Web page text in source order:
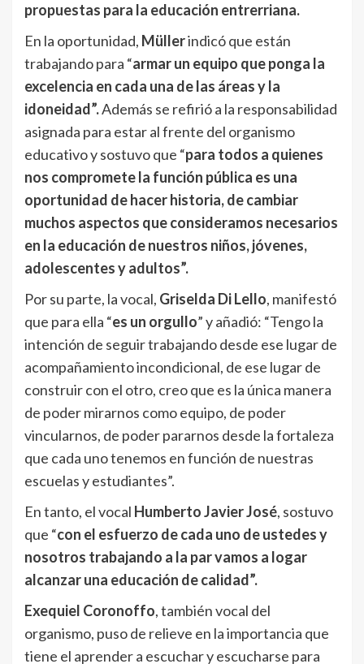
propuestas para la educación entrerriana.
En la oportunidad, Müllerindicó que están
trabajando para “armar un equipo que ponga la
excelencia en cada una de las áreas y la
idoneidad”.Además se refirió a la responsabilidad
asignada para estar al frente del organismo
educativo y sostuvo que “para todos a quienes
nos compromete la función pública es una
oportunidad de hacer historia, de cambiar
muchos aspectos que consideramos necesarios
en la educación de nuestros niños, jóvenes,
adolescentes y adultos”.
Por su parte, la vocal, Griselda Di Lello, manifestó
que para ella “es un orgullo” y añadió: “Tengo la
intención de seguir trabajando desde ese lugar de
acompañamiento incondicional, de ese lugar de
construir con el otro, creo que es la única manera
de poder mirarnos como equipo, de poder
vincularnos, de poder pararnos desde la fortaleza
que cada uno tenemos en función de nuestras
escuelas y estudiantes”.
En tanto, el vocal Humberto Javier José, sostuvo
que “con el esfuerzo de cada uno de ustedes y
nosotros trabajando a la par vamos a logar
alcanzar una educación de calidad”.
Exequiel Coronoffo, también vocal del
organismo, puso de relieve en la importancia que
tiene el aprender a escuchar y escucharse para